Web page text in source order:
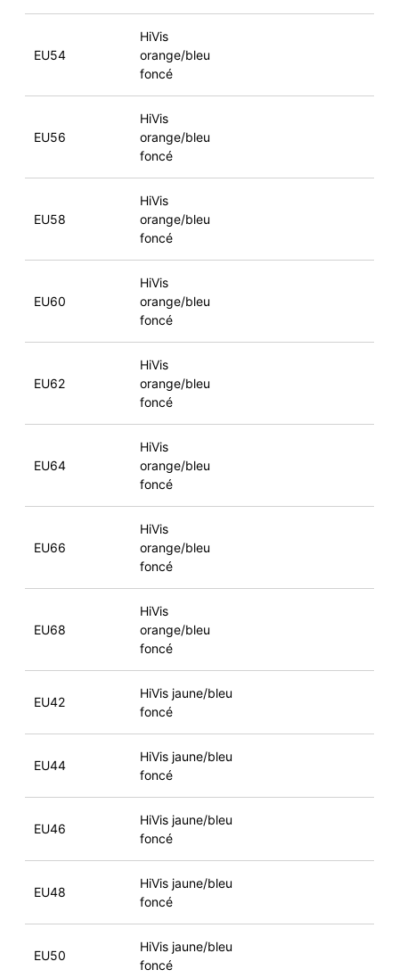
EU54
HiVis
orange/bleu
foncé
EU56
HiVis
orange/bleu
foncé
EU58
HiVis
orange/bleu
foncé
EU60
HiVis
orange/bleu
foncé
EU62
HiVis
orange/bleu
foncé
EU64
HiVis
orange/bleu
foncé
EU66
HiVis
orange/bleu
foncé
EU68
HiVis
orange/bleu
foncé
EU42
HiVis jaune/bleu
foncé
EU44
HiVis jaune/bleu
foncé
EU46
HiVis jaune/bleu
foncé
EU48
HiVis jaune/bleu
foncé
EU50
HiVis jaune/bleu
foncé